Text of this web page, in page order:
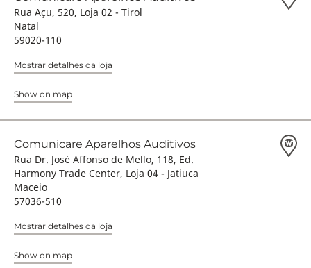
Rua Açu, 520, Loja 02 - Tirol
Natal
59020-110
Mostrar detalhes da loja
Show on map
Comunicare Aparelhos Auditivos
Rua Dr. José Affonso de Mello, 118, Ed.
Harmony Trade Center, Loja 04 - Jatiuca
Maceio
57036-510
Mostrar detalhes da loja
Show on map